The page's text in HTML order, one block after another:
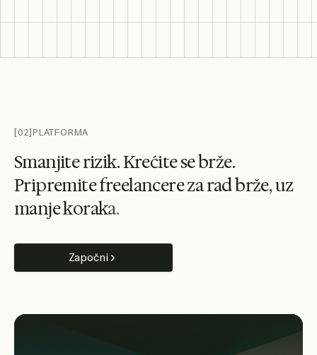
[02]PLATFORMA
Smanjiterizik.Krećitesebrže.
Pripremitefreelancerezaradbrže,uz
manjekoraka.
Započni